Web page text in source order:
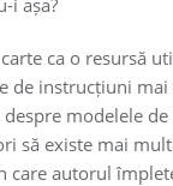
ca o resursă
de instrucțiuni
despre modelele
să existe mai
care autorul